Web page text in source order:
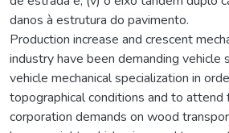
danos à estrutura do pavimento.
Production increase and crescent
industry have been demanding vehicle
vehicle mechanical specialization in
topographical conditions and to attend
corporation demands on wood